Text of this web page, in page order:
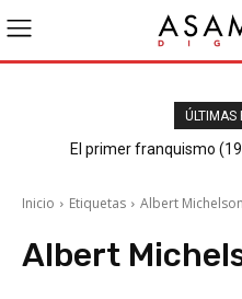
ÚLTIMAS
El primer franquismo
Inicio Etiquetas Albert Michelson
Albert